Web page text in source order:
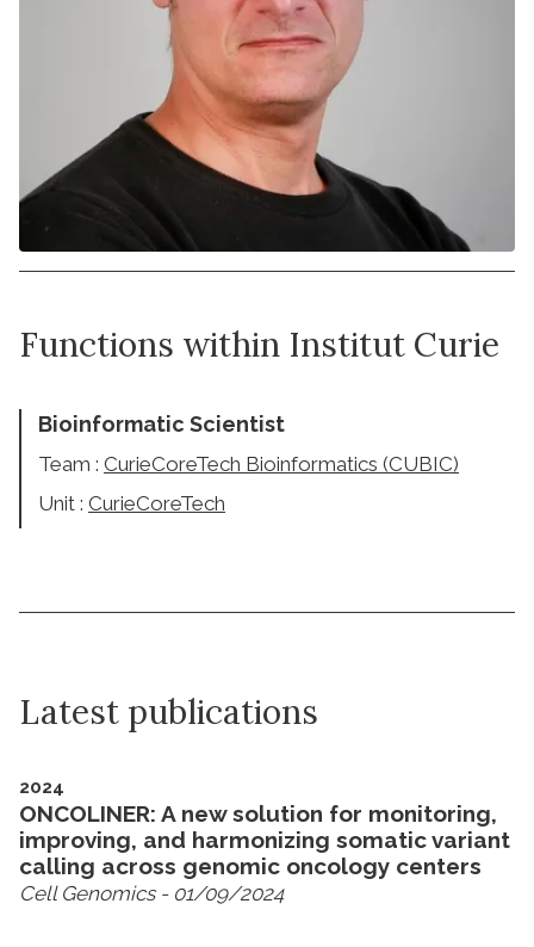
Functions within Institut Curie
Bioinformatic Scientist
Team : CurieCoreTech Bioinformatics (CUBIC)
Unit : CurieCoreTech
Latest publications
2024
ONCOLINER: A new solution for monitoring,
improving, and harmonizing somatic variant
calling across genomic oncology centers
Cell Genomics- 01/09/2024